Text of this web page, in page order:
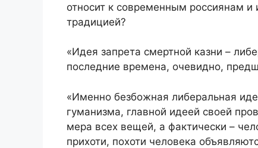
относит к современным россиянам
традицией?
«Идея запрета смертной казни –
последние времена, очевидно,
«Именно безбожная либеральная
гуманизма, главной идеей своей
мера всех вещей, а фактически –
прихоти, похоти человека